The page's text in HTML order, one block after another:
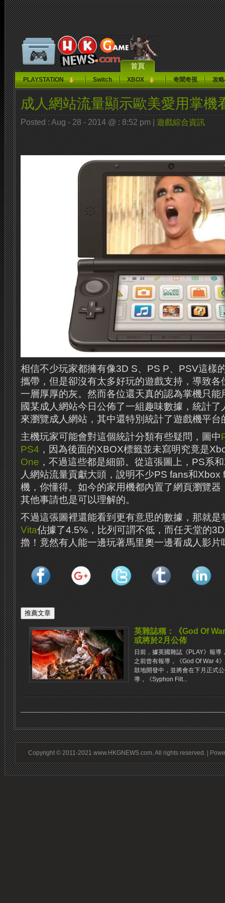
首頁
PLAYSTATION Switch XBOX 奇聞奇視 攻
成人網站流量顯示歐美愛用掌機
Posted : Aug - 28 - 2014 @ : 8:52 pm | 遊戲綜合資訊
相信不少玩家都擁有像3D S、PS P、PSV這樣
攜帶，但是卻沒有太多好玩的遊戲支持，導致各
一層厚厚的灰。然而各位還天真的認為掌機只
國某成人網站今日公佈了一組趣味數據，統計
來瀏覽成人網站，其中還特別統計了遊戲機平台
主機玩家可能會對這個統計分類有些疑問，圖中
PS4 ，因為後面的XBOX標籤並未寫明究竟是
One ，不過這些都是細節。從這張圖上，PS系
人網站流量貢獻大頭，說明不少PS fans和Xbox
機，你懂得。如今的家用機都內置了網頁瀏覽器
其他事請也是可以理解的。
不過這張圖裡還能看到更有意思的數據，那就是
Vita佔據了4.5%，比列可謂不低，而任天堂的​​
擼！竟然有人能一邊玩著馬里奧一邊看成人影片
英雜誌稱：《God Of
或將於2月公佈
日前，據英國雜誌《PLAY》報
之前曾有報導，《God Of War 4
鼓地開發中，並將會在下月正式
導，《Syphon Filt...
Copyright © 2011-2021 www.HKGNEWS.com. All rights reserved. |